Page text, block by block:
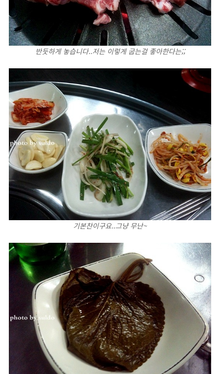
반듯하게 놓습니다..저는 이렇게 굽는걸 좋아한다는;;
기본찬이구요..그냥 무난~